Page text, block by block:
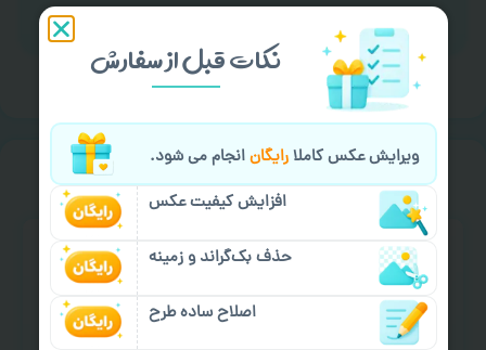
خیالت راحت ازسفارش گیری
نکات قبل از سفارش
ویرایش عکس کاملارایگانانجام می شود.
افزایش کیفیت عکس
حذف بک‌گراند و زمینه
اصلاح ساده طرح